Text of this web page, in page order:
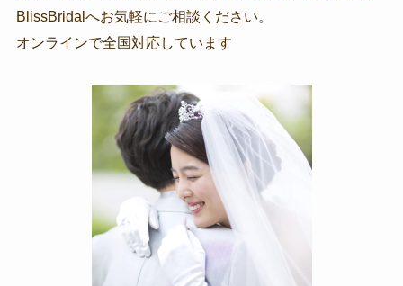
BlissBridalへお気軽にご相談ください。
オンラインで全国対応しています